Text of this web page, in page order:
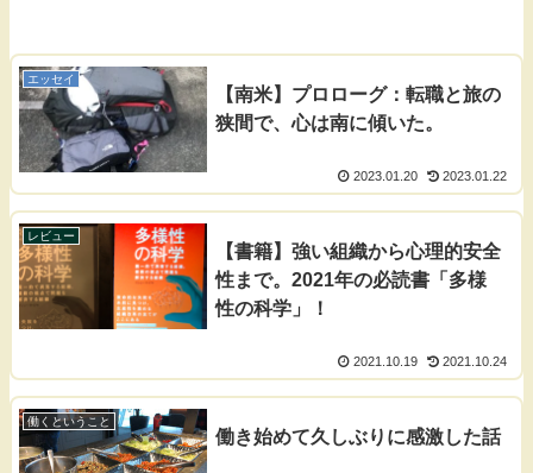
エッセイ
【南米】プロローグ：転職と旅の
狭間で、心は南に傾いた。
2023.01.20 2023.01.22
レビュー
【書籍】強い組織から心理的安全
性まで。2021年の必読書「多様
性の科学」！
2021.10.19 2021.10.24
働くということ
働き始めて久しぶりに感激した話